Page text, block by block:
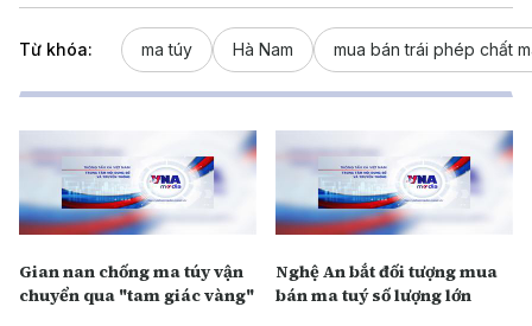
Từ khóa: ma túy Hà Nam mua bán trái phép chất
Gian nan chống ma túy vận
chuyển qua "tam giác vàng"
Nghệ An bắt đối tượng mua
bán ma tuý số lượng lớn